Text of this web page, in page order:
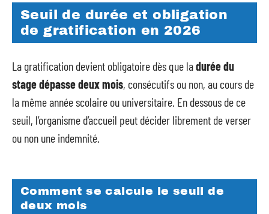
Seuil de durée et obligation
de gratification en 2026
La gratification devient obligatoire dès que ladurée du
stage dépasse deux mois, consécutifs ou non, au cours de
la même année scolaire ou universitaire. En dessous de ce
seuil, l’organisme d’accueil peut décider librement de verser
ou non une indemnité.
Comment se calcule le seuil de
deux mois